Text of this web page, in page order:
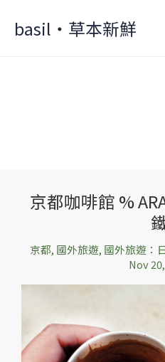
basil‧草本新鮮
京都咖啡館 %
京都, 國外旅遊, 國外旅遊：
Nov
京
啡
ARABICA‧
喝